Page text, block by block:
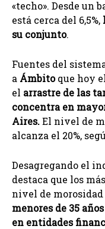
«techo». Desde un
está cerca del 6,5%,
su conjunto.
Fuentes del
a Ámbitoque hoy
el arrastre de las
concentra en
Aires.El nivel de
alcanza el 20%,
Desagregando el
destaca que los
nivel de morosidad
menores de 35
en entidades